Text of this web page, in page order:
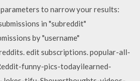
to narrow your results:
in "subreddit"
by "username"
edit subscriptions. popular-all-
funny-pics-todayilearned-